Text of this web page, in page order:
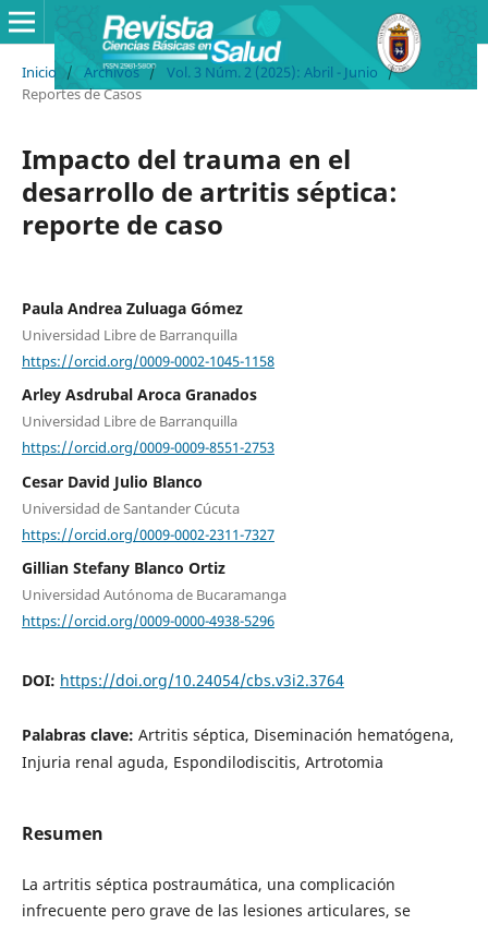
Inicio / Archivos / Vol. 3 Núm. 2 (2025): Abril - Junio /
Reportes de Casos
Impacto del trauma en el
desarrollo de artritis séptica:
reporte de caso
Paula Andrea Zuluaga Gómez
Universidad Libre de Barranquilla
https://orcid.org/0009-0002-1045-1158
Arley Asdrubal Aroca Granados
Universidad Libre de Barranquilla
https://orcid.org/0009-0009-8551-2753
Cesar David Julio Blanco
Universidad de Santander Cúcuta
https://orcid.org/0009-0002-2311-7327
Gillian Stefany Blanco Ortiz
Universidad Autónoma de Bucaramanga
https://orcid.org/0009-0000-4938-5296
DOI: https://doi.org/10.24054/cbs.v3i2.3764
Palabras clave: Artritis séptica, Diseminación hematógena,
Injuria renal aguda, Espondilodiscitis, Artrotomia
Resumen
La artritis séptica postraumática, una complicación
infrecuente pero grave de las lesiones articulares, se